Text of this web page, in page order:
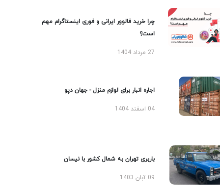
چرا خرید فالوور ایرانی و فوری اینستاگرام مهم
است؟
27 مرداد 1404
اجاره انبار برای لوازم منزل - جهان دپو
04 اسفند 1404
باربری تهران به شمال کشور با نیسان
09 آبان 1403